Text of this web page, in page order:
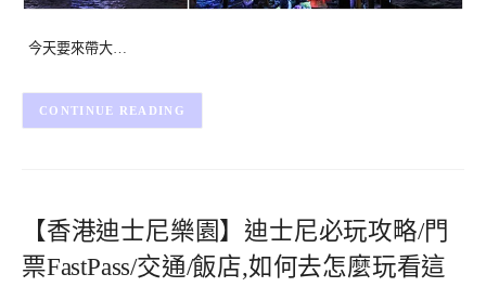
今天要來帶大…
CONTINUE READING
【香港迪士尼樂園】迪士尼必玩攻略/門
票FastPass/交通/飯店,如何去怎麼玩看這